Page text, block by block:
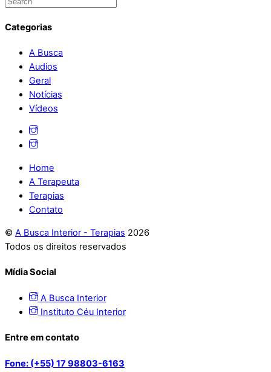
Categorias
A Busca
Audios
Geral
Notícias
Vídeos
Home
A Terapeuta
Terapias
Contato
© A Busca Interior - Terapias 2026
Todos os direitos reservados
Mídia Social
A Busca Interior
Instituto Céu Interior
Entre em contato
Fone: (+55) 17 98803-6163